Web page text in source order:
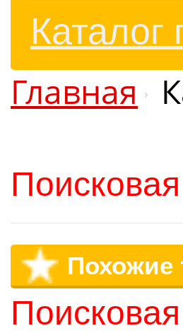
Каталог
Главная
Похожие